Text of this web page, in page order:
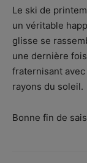
Le ski de
un véritable
glisse se
une dernière
fraternisant
rayons du soleil.
Bonne fin de